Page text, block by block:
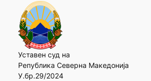
Уставен суд на
Република Северна Македонија
У.бр.29/2024